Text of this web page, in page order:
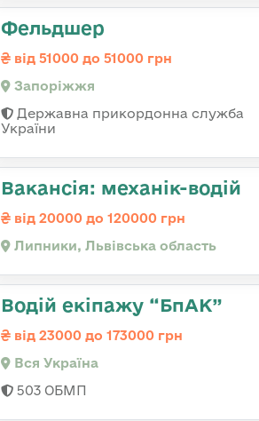
Фельдшер
від 51000 до 51000 грн
Запоріжжя
Державна прикордонна служба
України
Вакансія: механік-водій
від 20000 до 120000 грн
Липники, Львівська область
Водій екіпажу “БпАК”
від 23000 до 173000 грн
Вся Україна
503 ОБМП